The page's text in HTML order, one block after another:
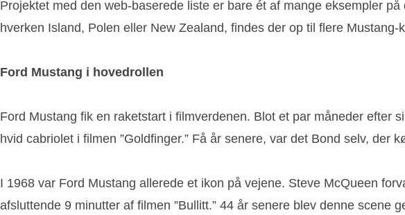
Projektet med den web-baserede liste er bare ét af mange eksempler
hverken Island, Polen eller New Zealand, findes der op til flere Mustang-
Ford Mustang i hovedrollen
Ford Mustang fik en raketstart i filmverdenen. Blot et par måneder efter
hvid cabriolet i filmen ”Goldfinger.” Få år senere, var det Bond selv, der
I 1968 var Ford Mustang allerede et ikon på vejene. Steve McQueen
afsluttende 9 minutter af filmen ”Bullitt.” 44 år senere blev denne scene